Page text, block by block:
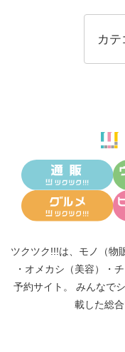
カ
ツクツク!!!は、 モノ（物
・ オメカシ（美容） ・
予約サイト。
みんなで
載した総